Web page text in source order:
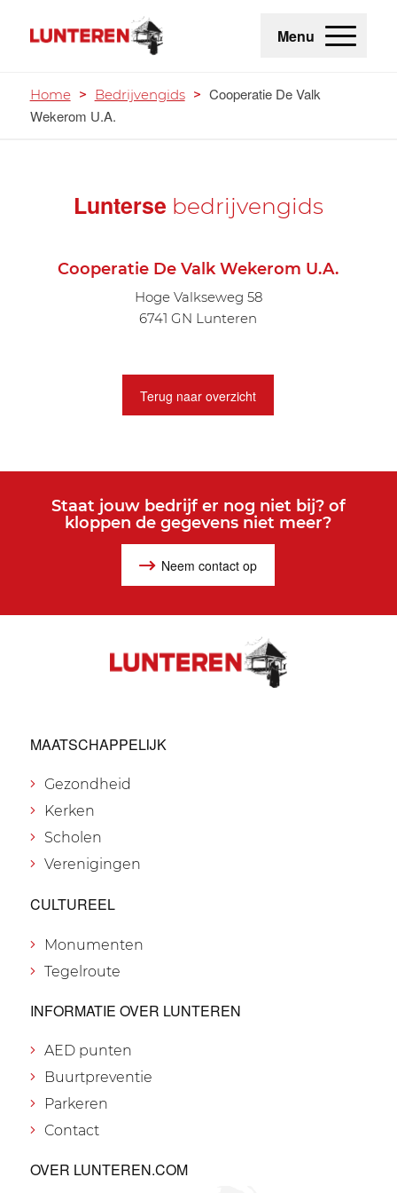
Menu
Home > Bedrijvengids > Cooperatie De Valk
Wekerom U.A.
Lunterse bedrijvengids
Cooperatie De Valk Wekerom U.A.
Hoge Valkseweg 58
6741 GN Lunteren
Terug naar overzicht
Staat jouw bedrijf er nog niet bij? of
kloppen de gegevens niet meer?
Neem contact op
MAATSCHAPPELIJK
Gezondheid
Kerken
Scholen
Verenigingen
CULTUREEL
Monumenten
Tegelroute
INFORMATIE OVER LUNTEREN
AED punten
Buurtpreventie
Parkeren
Contact
OVER LUNTEREN.COM